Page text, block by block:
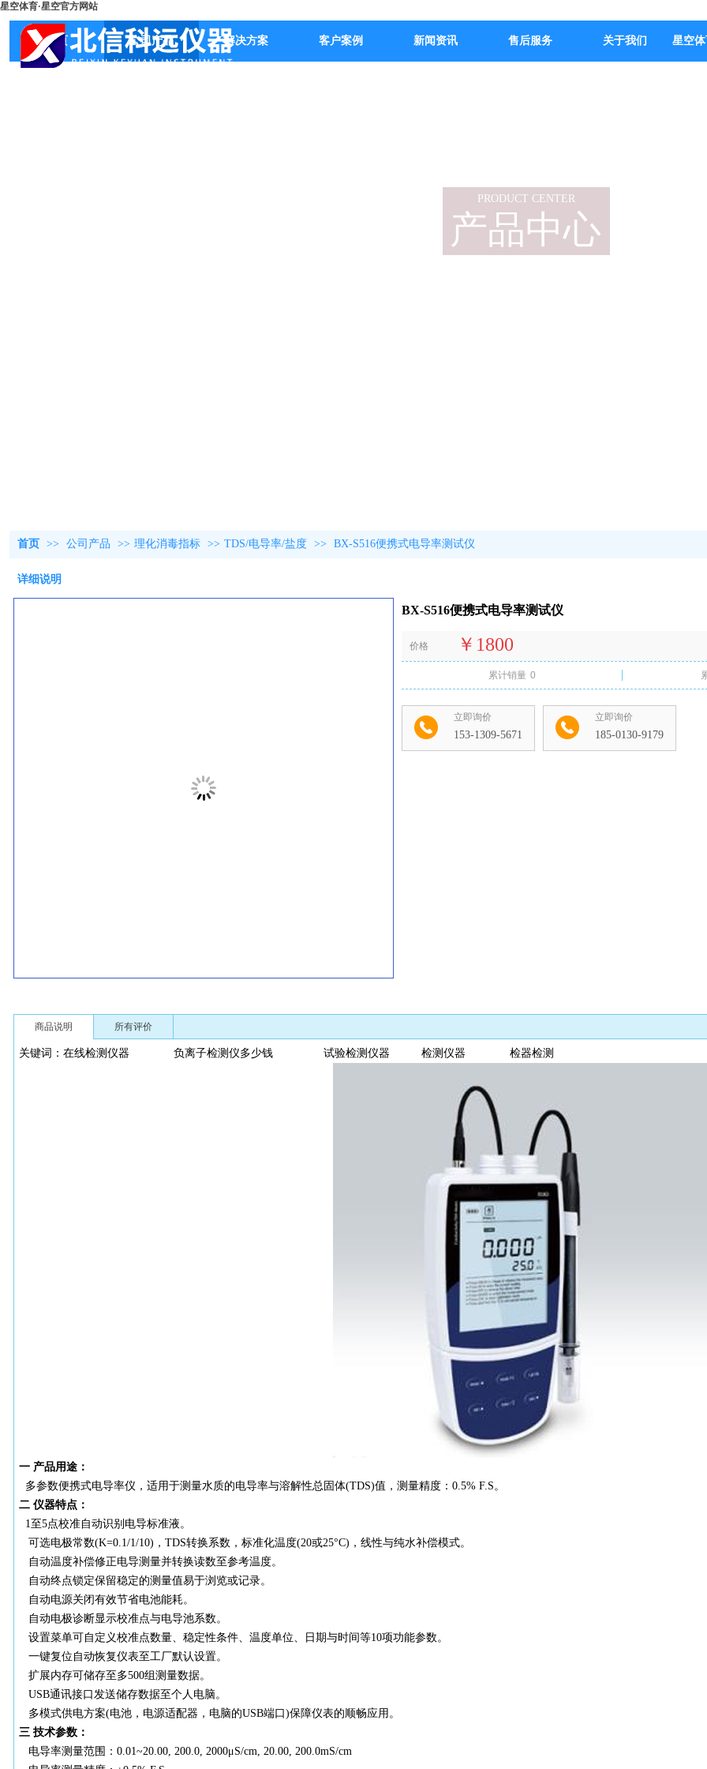
星空体育·星空官方网站
首页 公司产品 解决方案 客户案例 新闻资讯 售后服务 关于我们 星空体
产品中心
PRODUCT CENTER
首页 >> 公司产品 >> 理化消毒指标 >> TDS/电导率/盐度 >> BX-S516便携式电导率测试仪
详细说明
BX-S516便携式电导率测试仪
价格 ￥1800
累计销量 0
立即询价
153-1309-5671
立即询价
185-0130-9179
商品说明 所有评价
关键词：在线检测仪器 负离子检测仪多少钱 试验检测仪器 检测仪器 检器检测
一 产品用途：
多参数便携式电导率仪，适用于测量水质的电导率与溶解性总固体(TDS)值，测量精度：0.5% F.S。
二 仪器特点：
1至5点校准自动识别电导标准液。
可选电极常数(K=0.1/1/10)，TDS转换系数，标准化温度(20或25°C)，线性与纯水补偿模式。
自动温度补偿修正电导测量并转换读数至参考温度。
自动终点锁定保留稳定的测量值易于浏览或记录。
自动电源关闭有效节省电池能耗。
自动电极诊断显示校准点与电导池系数。
设置菜单可自定义校准点数量、稳定性条件、温度单位、日期与时间等10项功能参数。
一键复位自动恢复仪表至工厂默认设置。
扩展内存可储存至多500组测量数据。
USB通讯接口发送储存数据至个人电脑。
多模式供电方案(电池，电源适配器，电脑的USB端口)保障仪表的顺畅应用。
三 技术参数：
电导率测量范围： 0.01~20.00, 200.0, 2000μS/cm, 20.00, 200.0mS/cm